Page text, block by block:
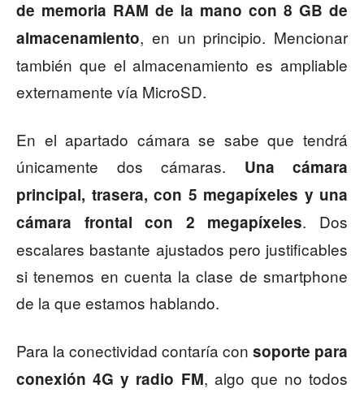
de memoria RAM de la mano con 8 GB de
almacenamiento, en un principio. Mencionar
también que el almacenamiento es ampliable
externamente vía MicroSD.
En el apartado cámara se sabe que tendrá
únicamente dos cámaras. Una cámara
principal, trasera, con 5 megapíxeles y una
cámara frontal con 2 megapíxeles. Dos
escalares bastante ajustados pero justificables
si tenemos en cuenta la clase de smartphone
de la que estamos hablando.
Para la conectividad contaría con soporte para
conexión 4G y radio FM, algo que no todos